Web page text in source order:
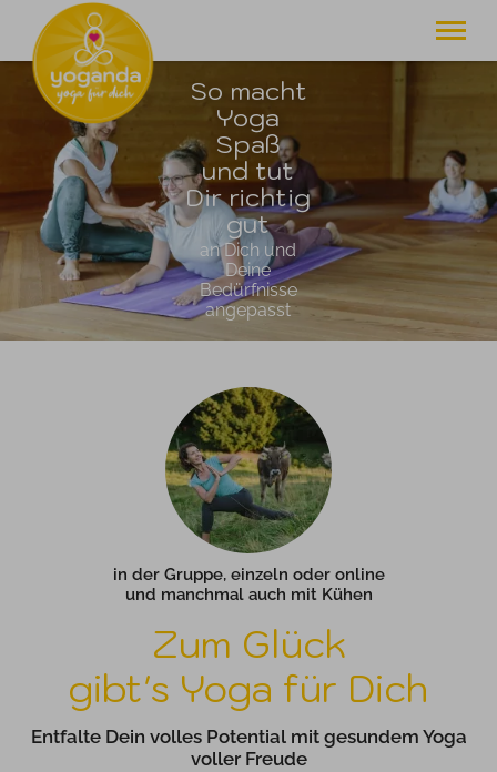
. . . zum Glück gibt's Yoga für Dich
home
retreats
weiterbildungen
yoga therapie
livestreams
oberstdorf
yoga für dich
So macht
Yoga
Spaß
und tut
Dir richtig
gut
an Dich und
Deine
Bedürfnisse
angepasst
in der Gruppe, einzeln oder online
und manchmal auch mit Kühen
Zum Glück
gibt's Yoga für Dich
Entfalte Dein volles Potential mit gesundem Yoga
voller Freude